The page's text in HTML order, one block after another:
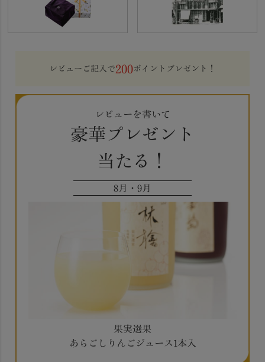
レビューご記入で200ポイントプレゼント！
レビューを書いて
豪華プレゼント
当たる！
8月・9月
果実選果
あらごしりんごジュース1本入